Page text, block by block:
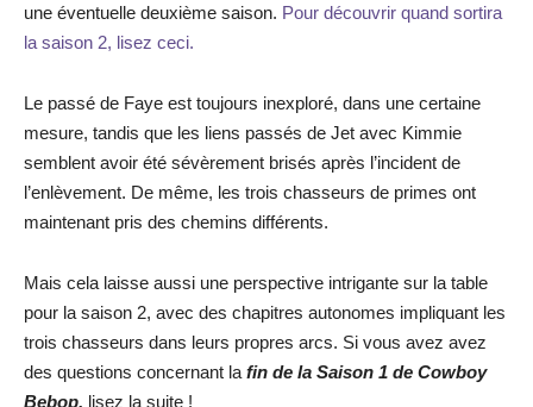
une éventuelle deuxième saison. Pour découvrir quand sortira
la saison 2, lisez ceci.
Le passé de Faye est toujours inexploré, dans une certaine
mesure, tandis que les liens passés de Jet avec Kimmie
semblent avoir été sévèrement brisés après l’incident de
l’enlèvement. De même, les trois chasseurs de primes ont
maintenant pris des chemins différents.
Mais cela laisse aussi une perspective intrigante sur la table
pour la saison 2, avec des chapitres autonomes impliquant les
trois chasseurs dans leurs propres arcs. Si vous avez avez
des questions concernant la fin de la Saison 1 de Cowboy
Bebop, lisez la suite !